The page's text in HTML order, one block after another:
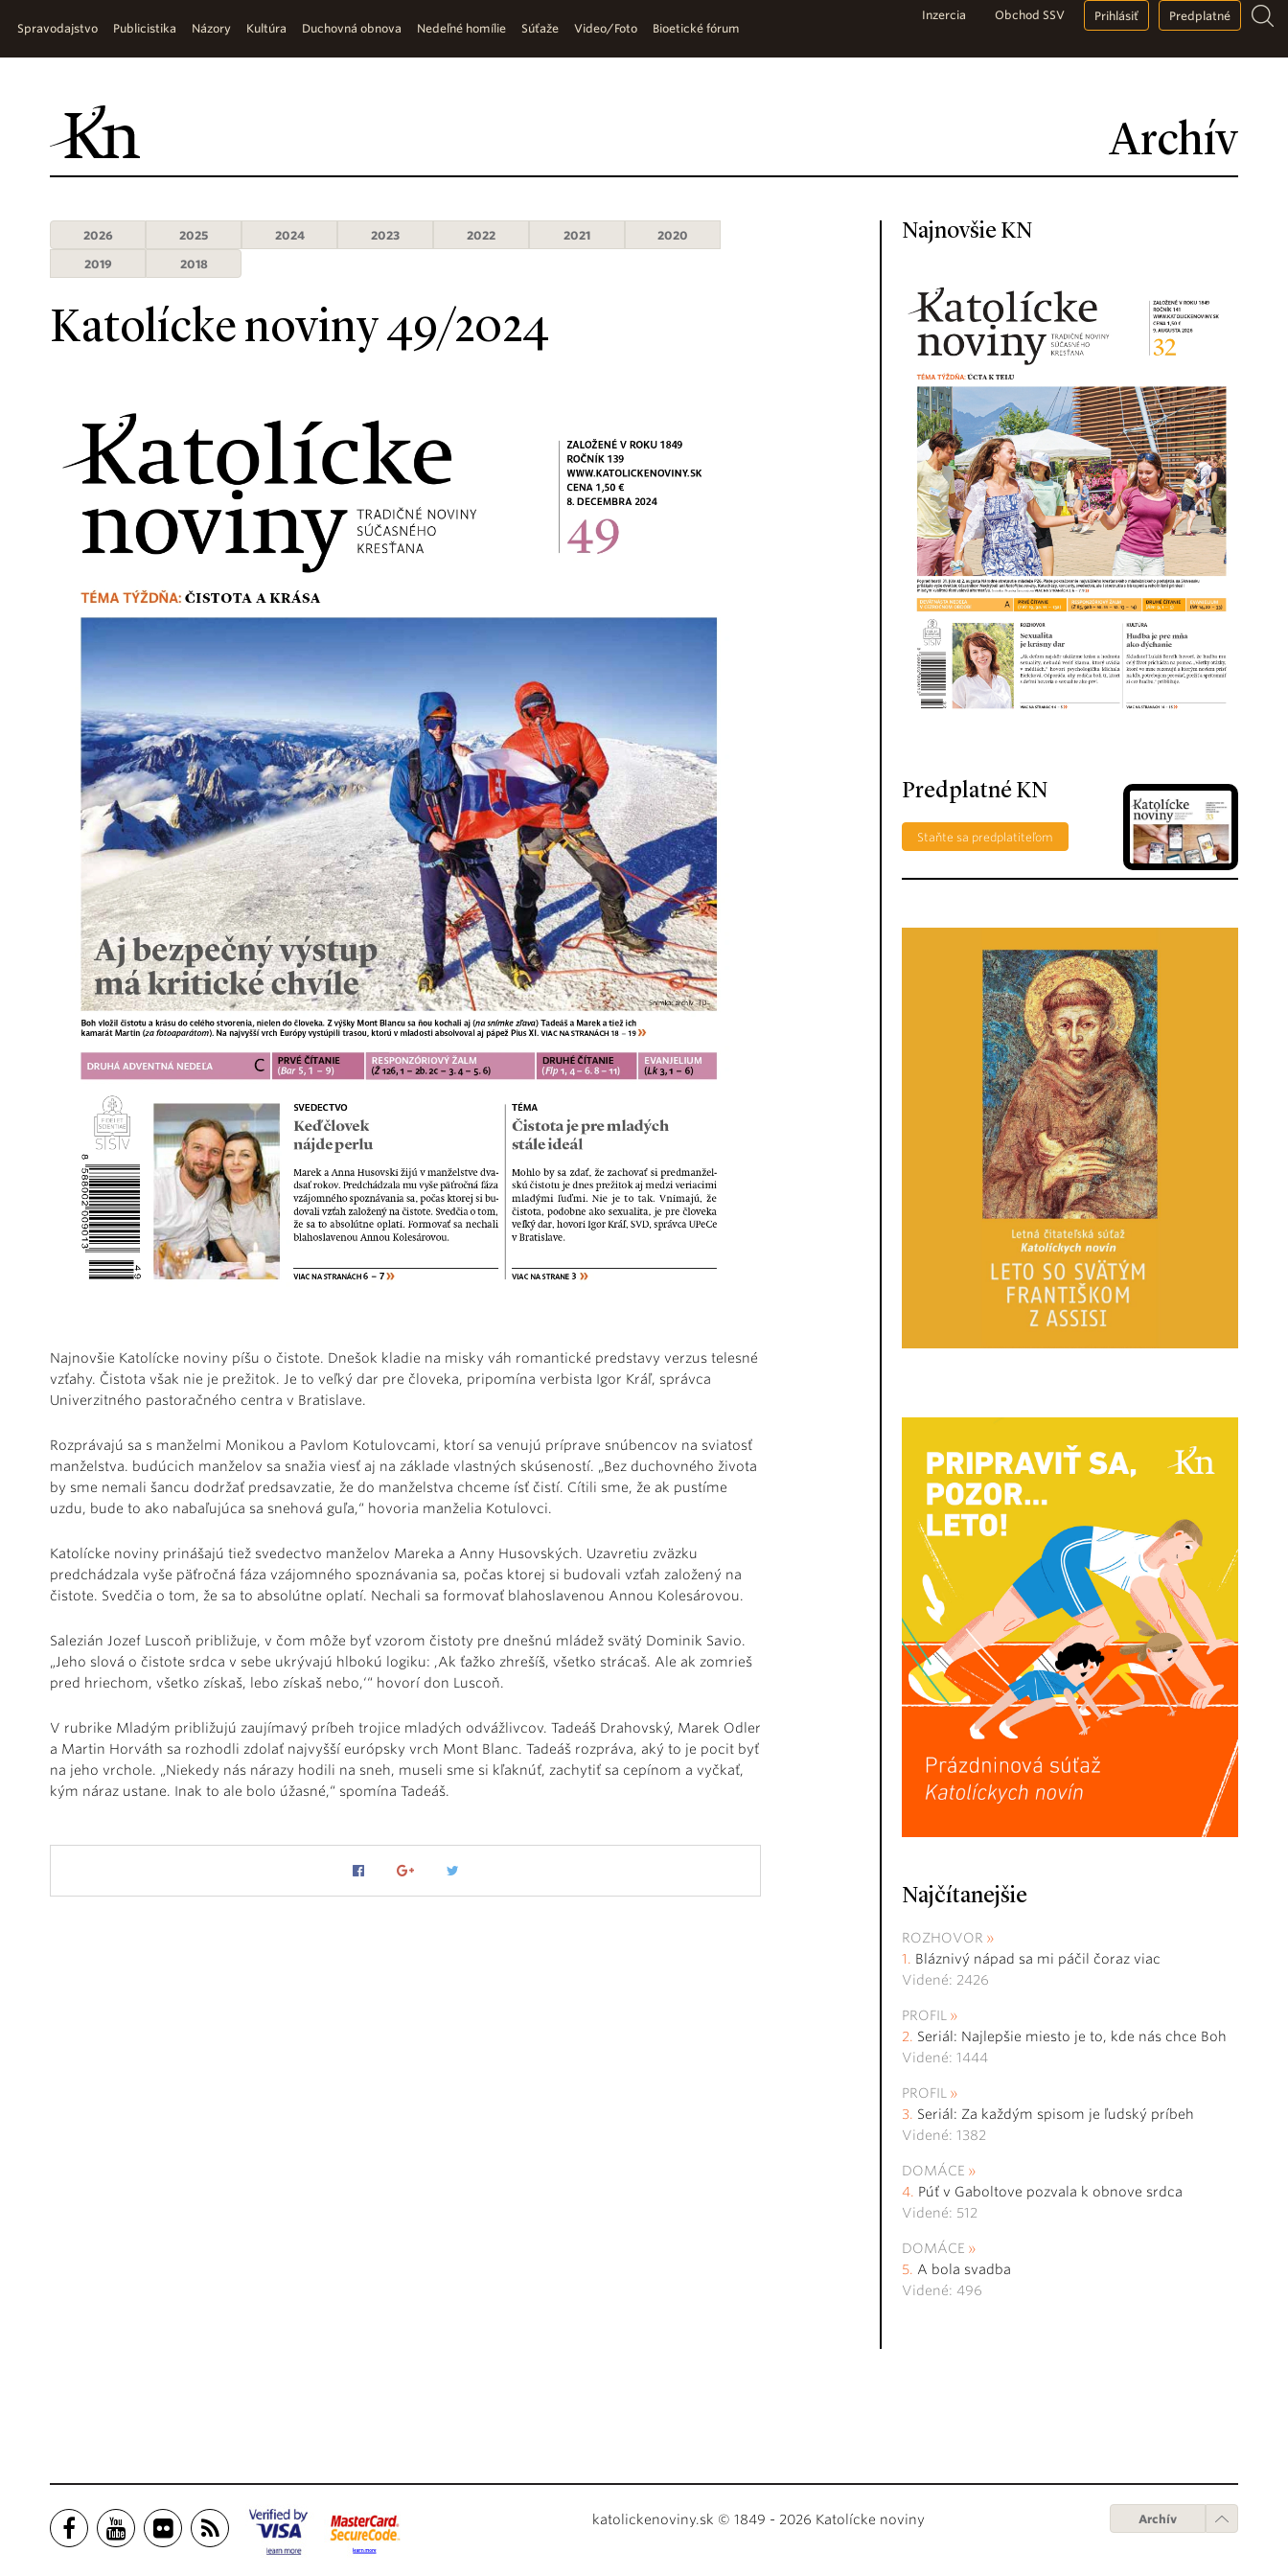
Archív
Spravodajstvo Publicistika Názory Kultúra Duchovná obnova Nedeľné homílie Súťaže Video/Foto Bioetické fórum
Inzercia Obchod SSV Prihlásiť Predplatné
2026 2025 2024 2023 2022 2021
2020
2019
2018
Katolícke noviny 49/2024
Najnovšie Katolícke noviny píšu o čistote. Dnešok kladie na misky váh romantické predstavy verzus telesné
vzťahy. Čistota však nie je prežitok. Je to veľký dar pre človeka, pripomína verbista Igor Kráľ, správca
Univerzitného pastoračného centra v Bratislave.
Rozprávajú sa s manželmi Monikou a Pavlom Kotulovcami, ktorí sa venujú príprave snúbencov na sviatosť
manželstva. budúcich manželov sa snažia viesť aj na základe vlastných skúseností. „Bez duchovného života
by sme nemali šancu dodržať predsavzatie, že do manželstva chceme ísť čistí. Cítili sme, že ak pustíme
uzdu, bude to ako nabaľujúca sa snehová guľa,“ hovoria manželia Kotulovci.
Katolícke noviny prinášajú tiež svedectvo manželov Mareka a Anny Husovských. Uzavretiu zväzku
predchádzala vyše päťročná fáza vzájomného spoznávania sa, počas ktorej si budovali vzťah založený na
čistote. Svedčia o tom, že sa to absolútne oplatí. Nechali sa formovať blahoslavenou Annou Kolesárovou.
Salezián Jozef Luscoň približuje, v čom môže byť vzorom čistoty pre dnešnú mládež svätý Dominik Savio.
„Jeho slová o čistote srdca v sebe ukrývajú hlbokú logiku: ,Ak ťažko zhrešíš, všetko strácaš. Ale ak zomrieš
pred hriechom, všetko získaš, lebo získaš nebo,‘“ hovorí don Luscoň.
V rubrike Mladým približujú zaujímavý príbeh trojice mladých odvážlivcov. Tadeáš Drahovský, Marek Odler
a Martin Horváth sa rozhodli zdolať najvyšší európsky vrch Mont Blanc. Tadeáš rozpráva, aký to je pocit byť
na jeho vrchole. „Niekedy nás nárazy hodili na sneh, museli sme si kľaknúť, zachytiť sa cepínom a vyčkať,
kým náraz ustane. Inak to ale bolo úžasné,“ spomína Tadeáš.
Najnovšie KN
Predplatné KN
Staňte sa predplatiteľom
Najčítanejšie
ROZHOVOR
Bláznivý nápad sa mi páčil čoraz viac
Videné: 2426
PROFIL
Seriál: Najlepšie miesto je to, kde nás chce Boh
Videné: 1444
PROFIL
Seriál: Za každým spisom je ľudský príbeh
Videné: 1382
DOMÁCE
Púť v Gaboltove pozvala k obnove srdca
Videné: 512
DOMÁCE
A bola svadba
Videné: 496
katolickenoviny.sk © 1849 - 2026 Katolícke noviny Archív